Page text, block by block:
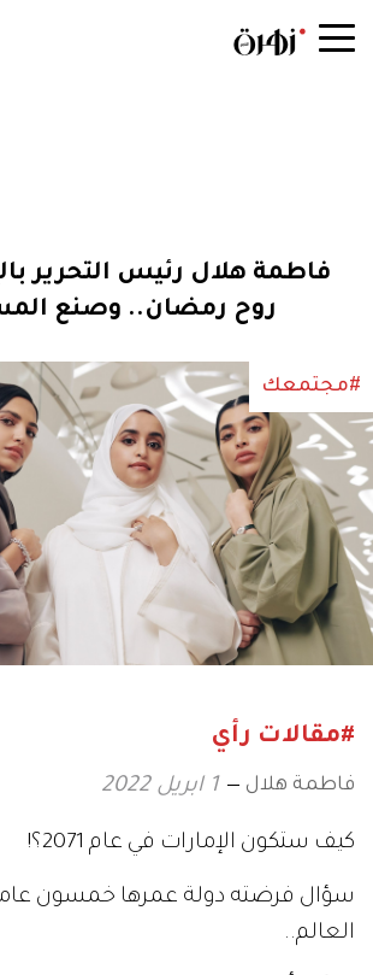
فاطمة هلال رئيس التحرير
روح رمضان.. وصنع
#مجتمعك
#مقالات رأي
فاطمة هلال 1 ابريل 2022
كيف ستكون الإمارات في عام 2071؟!
سؤال فرضته دولة عمرها خمسون
العالم..